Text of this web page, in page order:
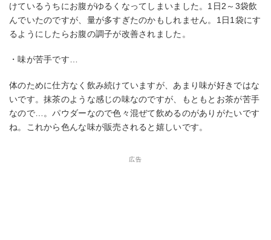
けているうちにお腹がゆるくなってしまいました。1日2～3袋飲
んでいたのですが、量が多すぎたのかもしれません。1日1袋にす
るようにしたらお腹の調子が改善されました。
・味が苦手です…
体のために仕方なく飲み続けていますが、あまり味が好きではな
いです。抹茶のような感じの味なのですが、もともとお茶が苦手
なので…。パウダーなので色々混ぜて飲めるのがありがたいです
ね。これから色んな味が販売されると嬉しいです。
広告